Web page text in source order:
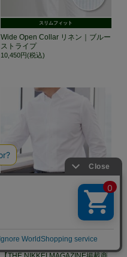
スリムフィット
Wide Open Collar リネン｜ブルー
ストライプ
10,450円(税込)
スリムフィット